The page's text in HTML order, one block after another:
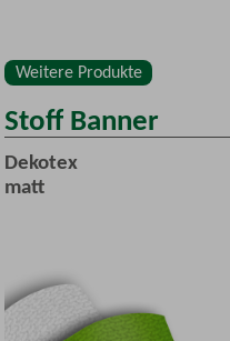
Weitere Produkte
Stoff Banner
Dekotex
matt